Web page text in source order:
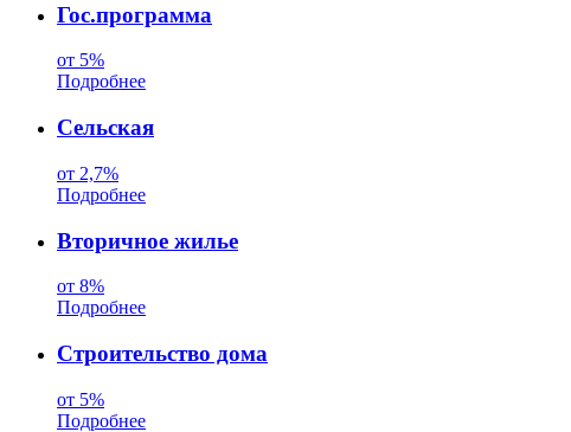
Гос.программа
от 5%
Подробнее
Сельская
от 2,7%
Подробнее
Вторичное жилье
от 8%
Подробнее
Строительство дома
от 5%
Подробнее